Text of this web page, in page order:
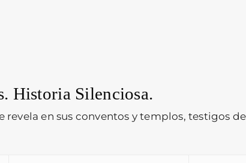
Historia Silenciosa.
revela en sus conventos y templos, testigos